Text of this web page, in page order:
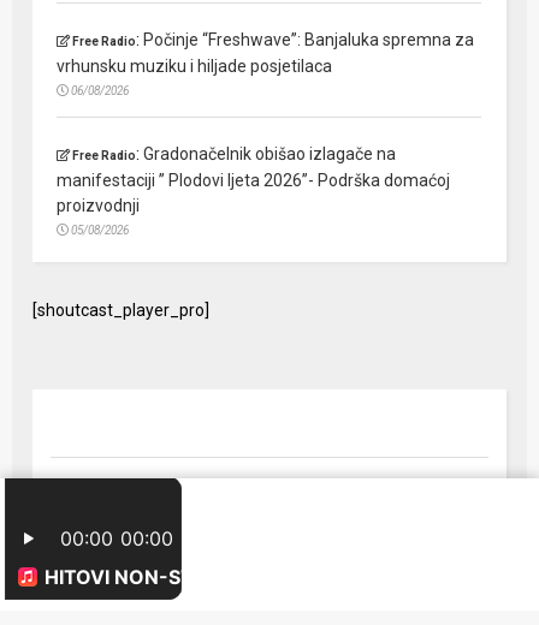
Free Radio: Počinje “Freshwave”: Banjaluka spremna za
vrhunsku muziku i hiljade posjetilaca
06/08/2026
Free Radio:Gradonačelnik obišao izlagače na
manifestaciji ” Plodovi ljeta 2026”- Podrška domaćoj
proizvodnji
05/08/2026
[shoutcast_player_pro]
© 2024 Free Radio Prijedor. Sva prava zaštićena Designed by